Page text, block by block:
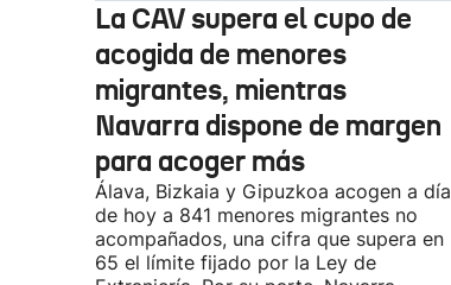
La CAV supera el cupo de
acogida de menores
migrantes, mientras
Navarra dispone de margen
para acoger más
Álava, Bizkaia y Gipuzkoa acogen a día
de hoy a 841 menores migrantes no
acompañados, una cifra que supera en
65 el límite fijado por la Ley de